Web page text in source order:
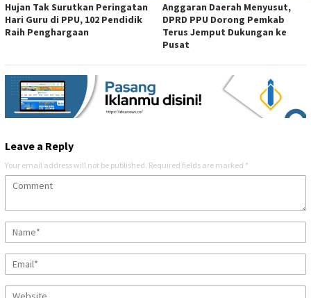
Hujan Tak Surutkan Peringatan
Hari Guru di PPU, 102 Pendidik
Raih Penghargaan
Anggaran Daerah Menyusut,
DPRD PPU Dorong Pemkab
Terus Jemput Dukungan ke
Pusat
Leave a Reply
Your email address will not be published. Required fields are marked *